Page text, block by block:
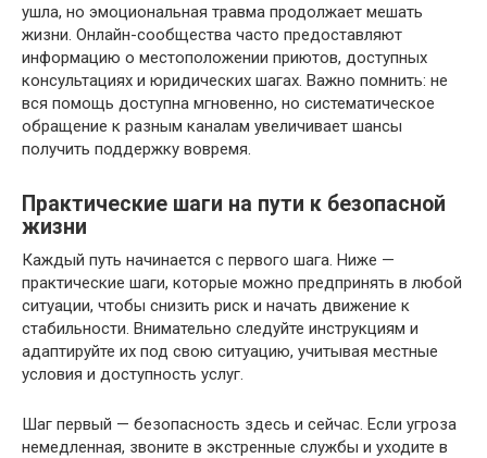
ушла, но эмоциональная травма продолжает мешать
жизни. Онлайн-сообщества часто предоставляют
информацию о местоположении приютов, доступных
консультациях и юридических шагах. Важно помнить: не
вся помощь доступна мгновенно, но систематическое
обращение к разным каналам увеличивает шансы
получить поддержку вовремя.
Практические шаги на пути к безопасной
жизни
Каждый путь начинается с первого шага. Ниже —
практические шаги, которые можно предпринять в любой
ситуации, чтобы снизить риск и начать движение к
стабильности. Внимательно следуйте инструкциям и
адаптируйте их под свою ситуацию, учитывая местные
условия и доступность услуг.
Шаг первый — безопасность здесь и сейчас. Если угроза
немедленная, звоните в экстренные службы и уходите в